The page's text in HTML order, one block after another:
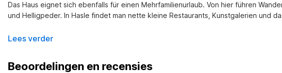
Das Haus eignet sich ebenfalls für einen Mehrfamilienurlaub. Von hier führen
und Helligpeder. In Hasle findet man nette kleine Restaurants, Kunstgalerien und
Lees verder
Beoordelingen en recensies